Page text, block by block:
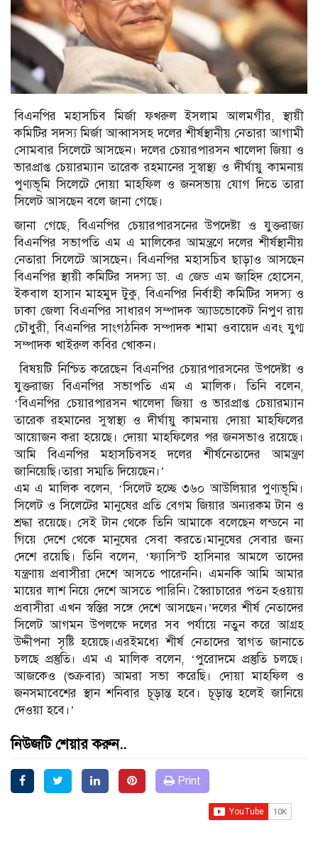
বিএনপির মহাসচিব মির্জা ফখরুল ইসলাম আলমগীর, স্থায়ী
কমিটির সদস্য মির্জা আব্বাসসহ দলের শীর্ষস্থানীয় নেতারা আগামী
সোমবার সিলেটে আসছেন। দলের চেয়ারপারসন খালেদা জিয়া ও
ভারপ্রাপ্ত চেয়ারম্যান তারেক রহমানের সুস্বাস্থ্য ও দীর্ঘায়ু কামনায়
পুণ্যভূমি সিলেটে দোয়া মাহফিল ও জনসভায় যোগ দিতে তারা
সিলেট আসছেন বলে জানা গেছে।
জানা গেছে, বিএনপির চেয়ারপারসনের উপদেষ্টা ও যুক্তরাজ্য
বিএনপির সভাপতি এম এ মালিকের আমন্ত্রণে দলের শীর্ষস্থানীয়
নেতারা সিলেটে আসছেন। বিএনপির মহাসচিব ছাড়াও আসছেন
বিএনপির স্থায়ী কমিটির সদস্য ডা. এ জেড এম জাহিদ হোসেন,
ইকবাল হাসান মাহমুদ টুকু, বিএনপির নির্বাহী কমিটির সদস্য ও
ঢাকা জেলা বিএনপির সাধারণ সম্পাদক অ্যাডভোকেট নিপুণ রায়
চৌধুরী, বিএনপির সাংগঠনিক সম্পাদক শামা ওবায়েদ এবং যুগ্ম
সম্পাদক খাইরুল কবির খোকন।
বিষয়টি নিশ্চিত করেছেন বিএনপির চেয়ারপারসনের উপদেষ্টা ও
যুক্তরাজ্য বিএনপির সভাপতি এম এ মালিক। তিনি বলেন,
‘বিএনপির চেয়ারপারসন খালেদা জিয়া ও ভারপ্রাপ্ত চেয়ারম্যান
তারেক রহমানের সুস্বাস্থ্য ও দীর্ঘায়ু কামনায় দোয়া মাহফিলের
আয়োজন করা হয়েছে। দোয়া মাহফিলের পর জনসভাও রয়েছে।
আমি বিএনপির মহাসচিবসহ দলের শীর্ষনেতাদের আমন্ত্রণ
জানিয়েছি।তারা সম্মতি দিয়েছেন।’
এম এ মালিক বলেন, ‘সিলেট হচ্ছে ৩৬০ আউলিয়ার পুণ্যভূমি।
সিলেট ও সিলেটের মানুষের প্রতি বেগম জিয়ার অন্যরকম টান ও
শ্রদ্ধা রয়েছে। সেই টান থেকে তিনি আমাকে বলেছেন লন্ডনে না
গিয়ে দেশে থেকে মানুষের সেবা করতে।মানুষের সেবার জন্য
দেশে রয়েছি। তিনি বলেন, ‘ফ্যাসিস্ট হাসিনার আমলে তাদের
যন্ত্রণায় প্রবাসীরা দেশে আসতে পারেননি। এমনকি আমি আমার
মায়ের লাশ নিয়ে দেশে আসতে পারিনি। স্বৈরাচারের পতন হওয়ায়
প্রবাসীরা এখন স্বস্তির সঙ্গে দেশে আসছেন।’দলের শীর্ষ নেতাদের
সিলেট আগমন উপলক্ষে দলের সব পর্যায়ে নতুন করে আগ্রহ
উদ্দীপনা সৃষ্টি হয়েছে।এরইমধ্যে শীর্ষ নেতাদের স্বাগত জানাতে
চলছে প্রস্তুতি। এম এ মালিক বলেন, ‘পুরোদমে প্রস্তুতি চলছে।
আজকেও (শুক্রবার) আমরা সভা করেছি। দোয়া মাহফিল ও
জনসমাবেশের স্থান শনিবার চূড়ান্ত হবে। চূড়ান্ত হলেই জানিয়ে
দেওয়া হবে।’
নিউজটি শেয়ার করুন..
Print